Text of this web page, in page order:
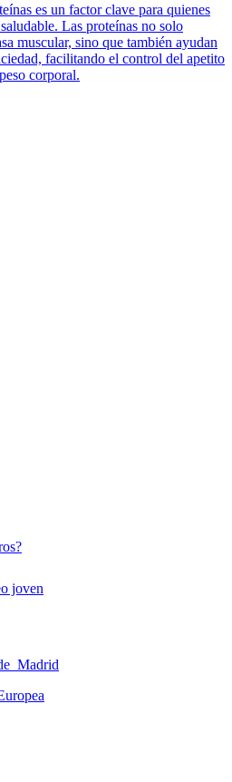
es un factor clave para quienes
Las proteínas no solo
muscular, sino que también ayudan
facilitando el control del apetito
corporal.
joven